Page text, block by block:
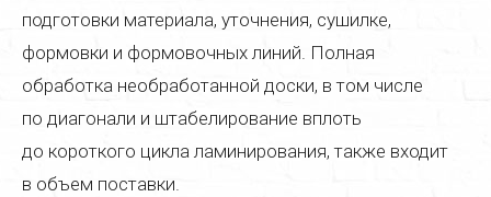
подготовки материала, уточнения, сушилке,
формовки и формовочных линий. Полная
обработка необработанной доски, в том числе
по диагонали и штабелирование вплоть
до короткого цикла ламинирования, также входит
в объем поставки.